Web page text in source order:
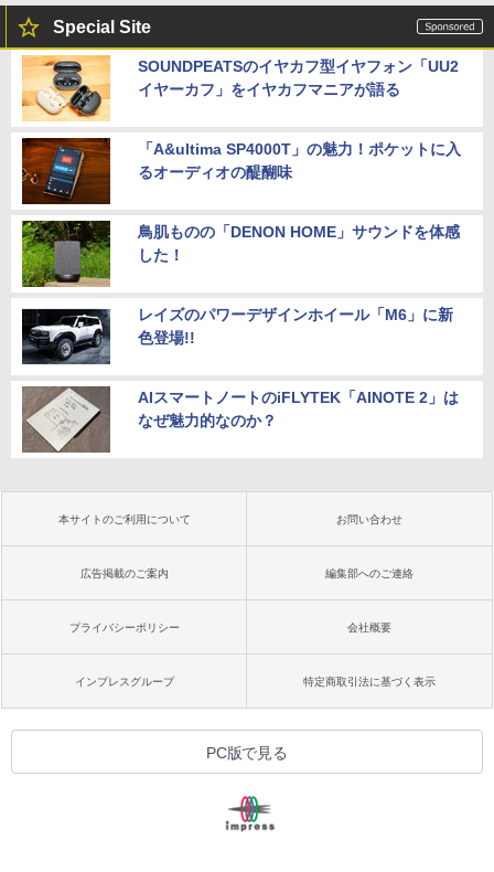
Special Site
SOUNDPEATSのイヤカフ型イヤフォン「UU2
イヤーカフ」をイヤカフマニアが語る
「A&ultima SP4000T」の魅力！ポケットに入
るオーディオの醍醐味
鳥肌ものの「DENON HOME」サウンドを体感
した！
レイズのパワーデザインホイール「M6」に新
色登場!!
AIスマートノートのiFLYTEK「AINOTE 2」は
なぜ魅力的なのか？
本サイトのご利用について お問い合わせ
広告掲載のご案内 編集部へのご連絡
プライバシーポリシー 会社概要
インプレスグループ 特定商取引法に基づく表示
PC版で見る